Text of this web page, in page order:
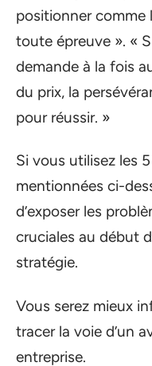
positionner comme
toute épreuve ». «
demande à la fois
du prix, la
pour réussir. »
Si vous utilisez les
mentionnées ci-
d’exposer les
cruciales au début
stratégie.
Vous serez mieux
tracer la voie d’un
entreprise.